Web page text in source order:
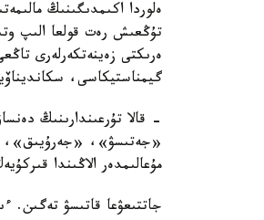
ەلوردا اكىمدىگىنىڭ
تۇڭعىش رەت قولعا الىپ
گيمناستيكاسى،
- قالا تۇرعىندارىنىڭ
«جەتىسۋ»، «جەرۇيىق»،
مۇعالىمدەر الاڭىندا
جاتتىعۋعا قاتىسۋ تەگىن. ءىس- شارا 21 -مامىر كۇنى